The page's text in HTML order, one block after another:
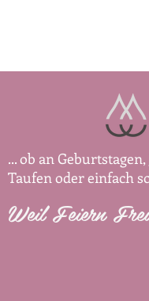
... ob an
Taufen oder einfach
Weil Feiern